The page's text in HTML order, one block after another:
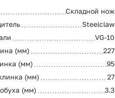
Складной нож
Steelclaw
VG-10
(мм)
227
(мм)
95
(мм)
27
(мм)
3.3